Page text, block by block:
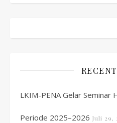
LKIM-PENA Gelar Seminar
Periode 2025–2026 Juli 29,